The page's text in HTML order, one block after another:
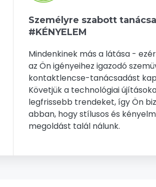
Személyre szabott
#KÉNYELEM
Mindenkinek más a látása -
az Ön igényeihez igazodó
kontaktlencse-tanácsadást
Követjük a technológiai
legfrissebb trendeket, így Ön
abban, hogy stílusos és
megoldást talál nálunk.